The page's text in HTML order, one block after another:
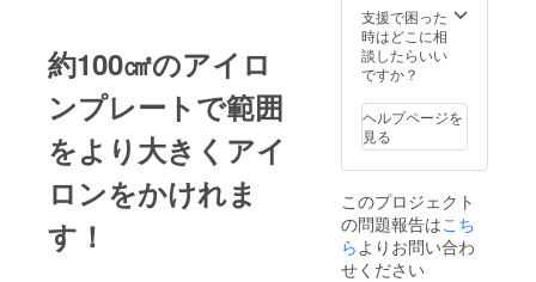
約100㎠のアイロ
ンプレートで範囲
をより大きくアイ
ロンをかけれま
す！
合、正
規販売
価格が
販売予
より下
がる可
能性も
ござい
支援で困った
時はどこに相
談したらいい
ですか？
ヘルプページを
見る
このプロジェクト
の問題報告はこち
ら よりお問い合わ
せください